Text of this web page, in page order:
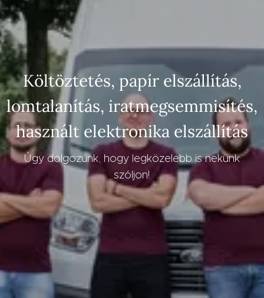
Költöztetés, papír elszállítás,
lomtalanítás, iratmegsemmisítés,
használt elektronika elszállítás
Úgy dolgozunk, hogy legközelebb is nekünk
szóljon!